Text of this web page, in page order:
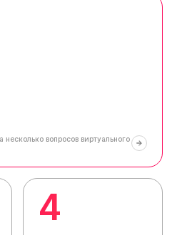
несколько вопросов виртуального
4